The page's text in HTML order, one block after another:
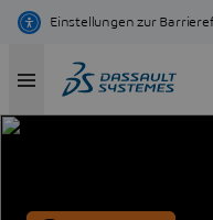
Skip
content